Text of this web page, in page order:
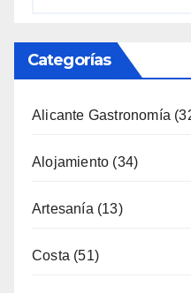
Categorías
Alicante Gastronomía
Alojamiento (34)
Artesanía (13)
Costa (51)